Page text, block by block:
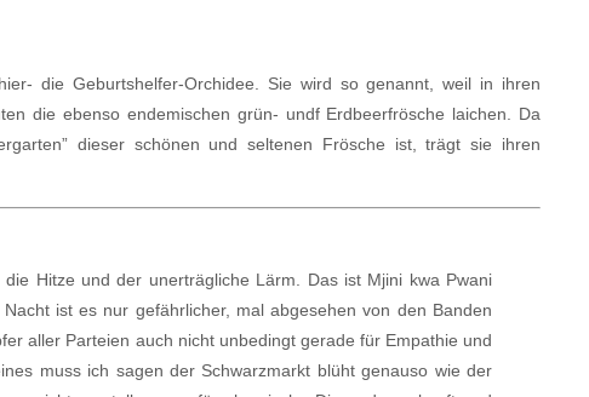
die Geburtshelfer-Orchidee. Sie wird so genannt, weil in ihren
die ebenso endemischen grün- undf Erdbeerfrösche laichen. Da
dieser schönen und seltenen Frösche ist, trägt sie ihren
Hitze und der unerträgliche Lärm. Das ist Mjini kwa Pwani
ist es nur gefährlicher, mal abgesehen von den Banden
aller Parteien auch nicht unbedingt gerade für Empathie und
muss ich sagen der Schwarzmarkt blüht genauso wie der